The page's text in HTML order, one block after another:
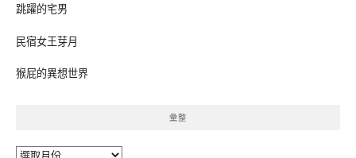
跳躍的宅男
民宿女王芽月
猴屁的異想世界
彙整
彙